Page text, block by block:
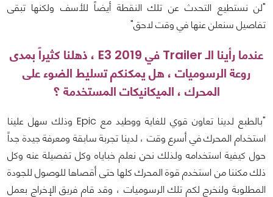
"لن نستطيع التحدث عن تلك النقطة أيضاً للأسف ولكنها تبقى
تفاصيل سنعلن عنها في وقت لاحق"
عندما رأينا الـ Trailer في E3 2019 ، ذهلنا كثيراً بمدى
روعة الرسوميات ، هل يمكنكم تسليط الضوء على
المحرك ، الميكانيكات المستخدمة ؟
"بالطبع لدينا تعاون قوي للغاية ووطيد مع Epic وذلك سهل علينا
استخدام المحرك في أسرع وقت ، لدينا تجربة سابقة ومعرفة جيدة جداً
حول كيفية استخدامه ولذلك نحن نعلم خباياه وكل تفصيلة عنه وكل
ذلك مكننا من استخدم قوة المحرك كلها حتى أقصاها للوصول للجودة
المطلوبة ولنخرج لكم تلك الرسوميات ، وقد قام فريق الإخراج بعمل